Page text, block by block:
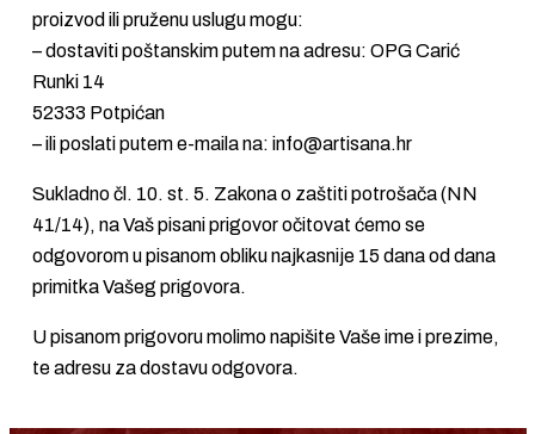
proizvod ili pruženu uslugu mogu:
– dostaviti poštanskim putem na adresu: OPG Carić
Runki 14
52333 Potpićan
– ili poslati putem e-maila na:info@artisana.hr
Sukladno čl. 10. st. 5. Zakona o zaštiti potrošača (NN
41/14), na Vaš pisani prigovor očitovat ćemo se
odgovorom u pisanom obliku najkasnije 15 dana od dana
primitka Vašeg prigovora.
U pisanom prigovoru molimo napišite Vaše ime i prezime,
te adresu za dostavu odgovora.